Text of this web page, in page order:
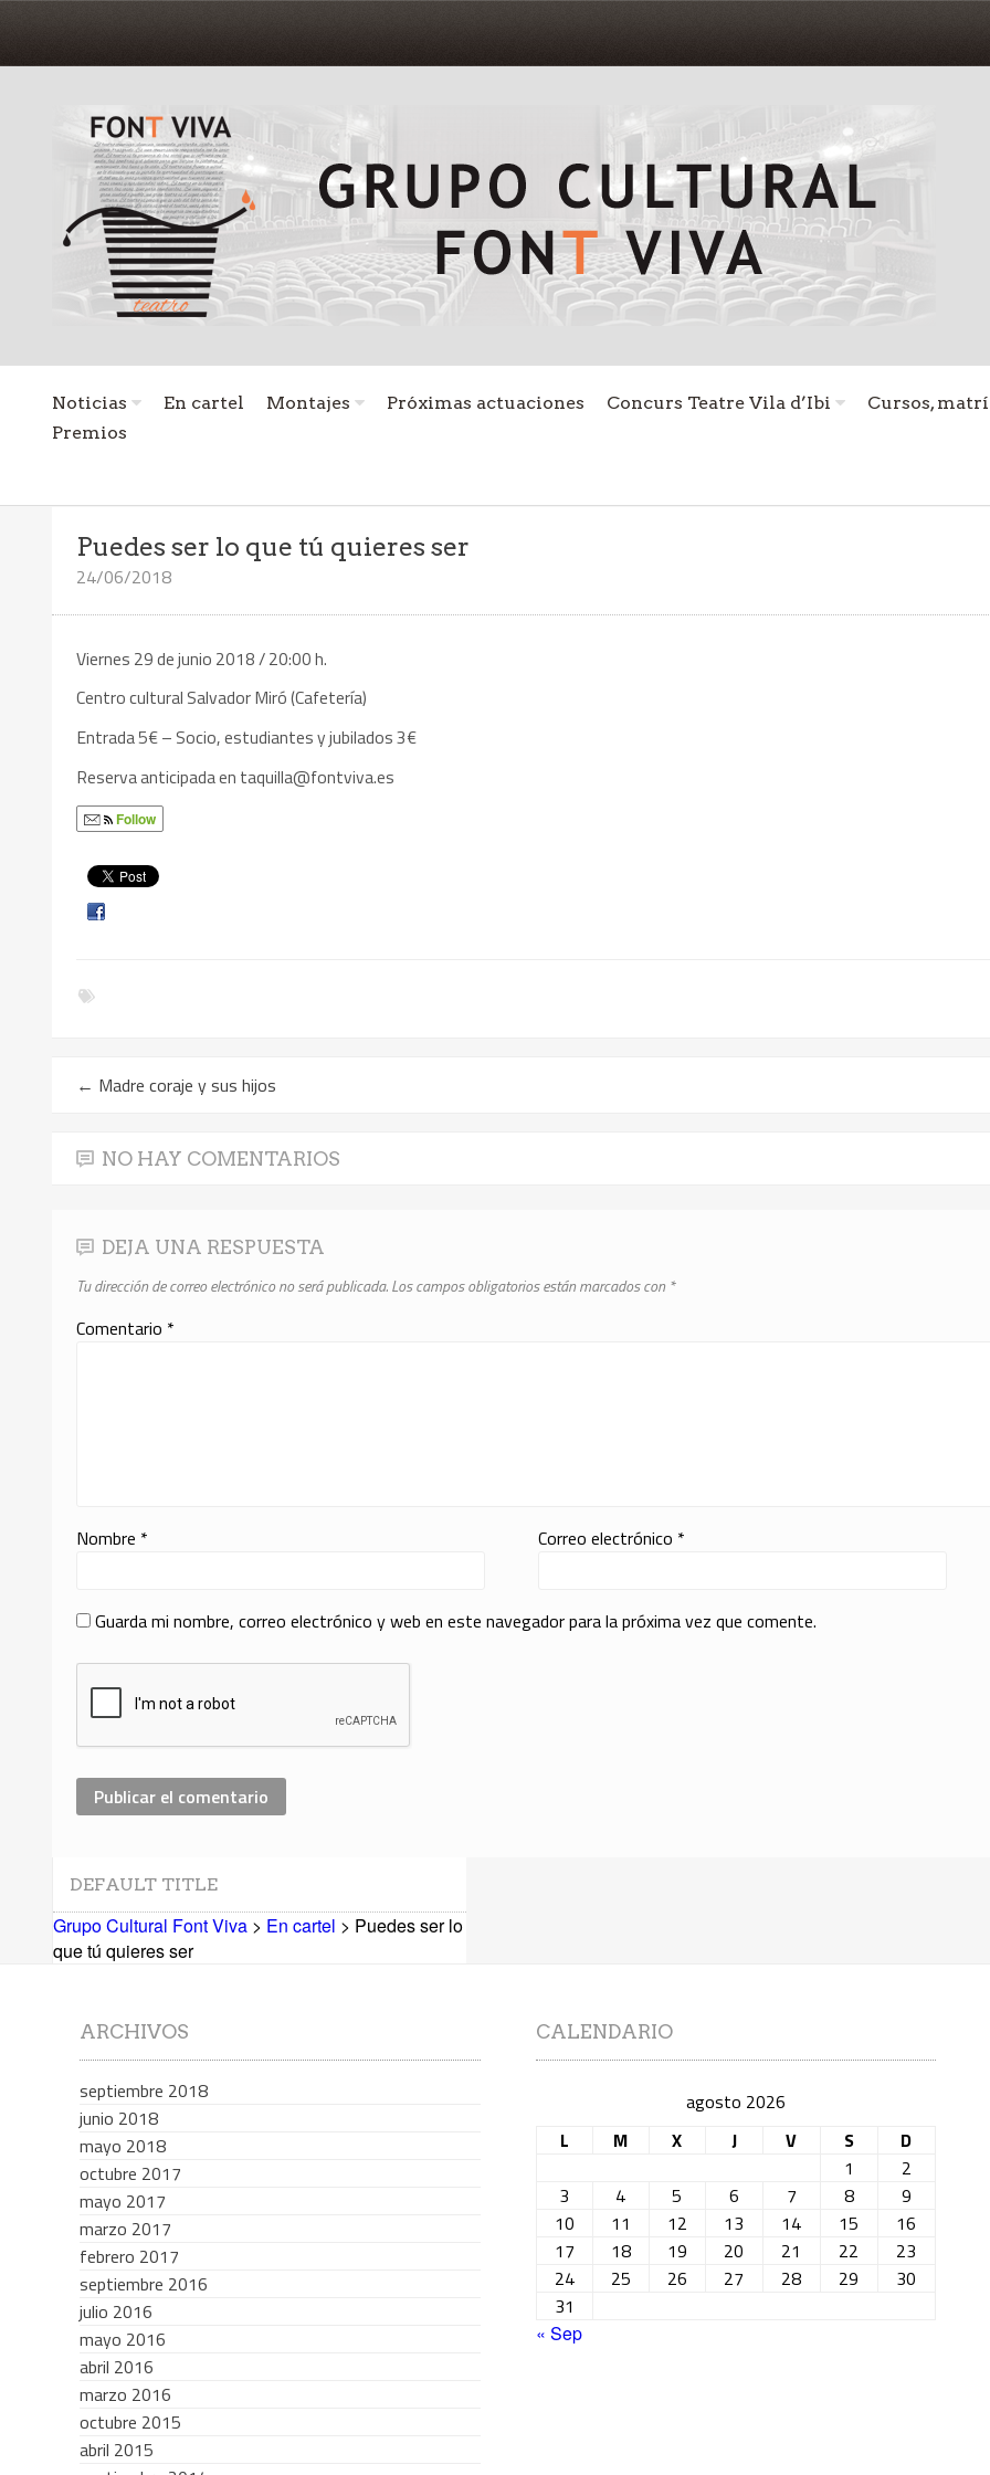
Noticias En cartel Montajes Próximas actuaciones Concurs Teatre Vila d’Ibi
Cursos,
Premios
Puedes ser lo que tú quieres ser
24/06/2018
Viernes 29 de junio 2018 / 20:00 h.
Centro cultural Salvador Miró (Cafetería)
Entrada 5€ – Socio, estudiantes y jubilados 3€
Reserva anticipada en taquilla@fontviva.es
Follow
← Madre coraje y sus hijos
NO HAY COMENTARIOS
DEJA UNA RESPUESTA
Tu dirección de correo electrónico no será publicada.Los campos obligatorios están marcados con *
Comentario *
Nombre * Correo electrónico *
Guarda mi nombre, correo electrónico y web en este navegador para la próxima vez que comente.
DEFAULT TITLE
Grupo Cultural Font Viva > En cartel > Puedes ser lo
que tú quieres ser
ARCHIVOS
septiembre 2018
junio 2018
mayo 2018
octubre 2017
mayo 2017
marzo 2017
febrero 2017
septiembre 2016
julio 2016
mayo 2016
abril 2016
marzo 2016
octubre 2015
abril 2015
CALENDARIO
agosto 2026
L
M X J V S
D
1
2
3
4 5 6 7 8
9
10
11 12 13 14 15
16
17
18 19 20 21 22
23
24
25 26 27 28 29
30
31
« Sep